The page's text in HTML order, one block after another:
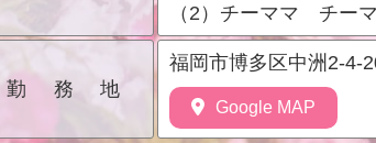
（2）チーママ チー
勤務地
福岡市博多区中洲2-4-
Google MAP